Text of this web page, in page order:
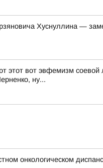
Хуснуллина —
вот эвфемизм
ну...
онкологическом